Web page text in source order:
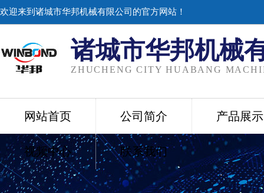
欢迎来到诸城市华邦机械有限公司的官方网站！
诸城市华邦机械
ZHUCHENG CITY HUABANG
网站首页 公司简介 产品展示
视频中心 联系我们